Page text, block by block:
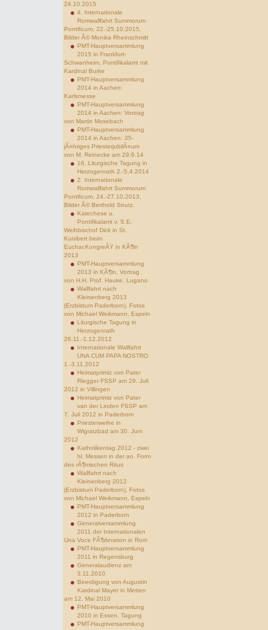
24.10.2015
4. Internationale
Romwallfahrt Summorum
Pontificum, 22.-25.10.2015,
Bilder Â© Monika Rheinschmitt
PMT-Hauptversammlung
2015 in Frankfurt-
Schwanheim, Pontifikalamt mit
Kardinal Burke
PMT-Hauptversammlung
2014 in Aachen:
Karlsmesse
PMT-Hauptversammlung
2014 in Aachen: Vortrag
von Martin Mosebach
PMT-Hauptversammlung
2014 in Aachen: 35-
jÃ¤hriges PriesterjubilÃ¤um
von M. Reinecke am 29.6.14
16. Liturgische Tagung in
Herzogenrath 2.-5.4.2014
2. Internationale
Romwallfahrt Summorum
Pontificum, 24.-27.10.2013,
Bilder Â© Berthold Strutz.
Katechese u.
Pontifikalamt v. S.E.
Weihbischof Dick in St.
Kunibert beim
Euchar.KongreÃŸ in KÃ¶ln
2013
PMT-Hauptversammlung
2013 in KÃ¶ln, Vortrag
von H.H. Prof. Hauke, Lugano
Wallfahrt nach
Kleinenberg 2013
(Erzbistum Paderborn), Fotos
von Michael Weikmann, Espeln
Liturgische Tagung in
Herzogenrath
28.11.-1.12.2012
Internationale Wallfahrt
UNA CUM PAPA NOSTRO
1.-3.11.2012
Heimatprimiz von Pater
Riegger FSSP am 29. Juli
2012 in Villingen
Heimatprimiz von Pater
van der Linden FSSP am
7. Juli 2012 in Paderborn
Priesterweihe in
Wigratzbad am 30. Juni
2012
Katholikentag 2012 - zwei
hl. Messen in der ao. Form
des rÃ¶mischen Ritus
Wallfahrt nach
Kleinenberg 2012
(Erzbistum Paderborn), Fotos
von Michael Weikmann, Espeln
PMT-Hauptversammlung
2012 in Paderborn
Generalversammlung
2011 der Internationalen
Una Voce FÃ¶deration in Rom
PMT-Hauptversammlung
2011 in Regensburg
Generalaudienz am
3.11.2010
Beerdigung von Augustin
Kardinal Mayer in Metten
am 12. Mai 2010
PMT-Hauptversammlung
2010 in Essen, Tagung
PMT-Hauptversammlung